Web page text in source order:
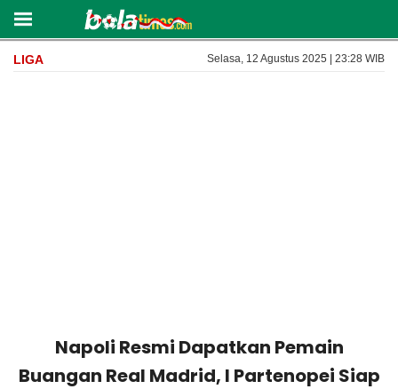
LIGA Selasa, 12 Agustus 2025 | 23:28 WIB
Napoli Resmi Dapatkan Pemain
Buangan Real Madrid, I Partenopei Siap